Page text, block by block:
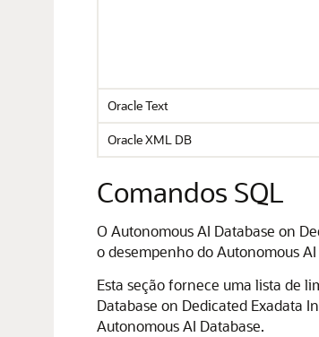
Oracle Text
Oracle XML DB
Comandos SQL
O Autonomous AI Database on
o desempenho do Autonomous
Esta seção fornece uma lista de
Database on Dedicated Exadata
Autonomous AI Database.